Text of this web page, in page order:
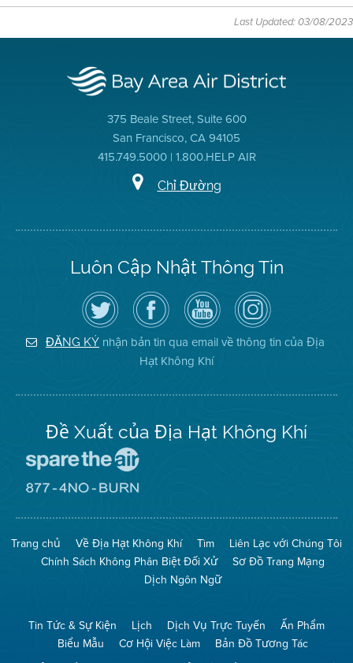
Last Updated: 03/08/2023
375 Beale Street, Suite 600
San Francisco, CA 94105
415.749.5000 | 1.800.HELP AIR
Chỉ Đường
Luôn Cập Nhật Thông Tin
Hãy
theo
dõi
Địa
Hạt
Không
Truy
cập
Trang
Facebook
của
Địa
Hạt
Kênh
YouTube
của
Địa
Hạt
Không
Khí
Air
District
on
Instagram
ĐĂNG KÝ nhận bản tin qua email về thông tin của Địa
Hạt Không Khí
Đề Xuất của Địa Hạt Không Khí
The
(Bảo
Toàn
Không
Khí)
Mạng
No
Burn
(Không
Đốt)
Trang chủ Về Địa Hạt Không Khí Tìm
Liên Lạc với Chúng Tôi
Chính Sách Không Phân Biệt Đối Xử
Sơ Đồ Trang Mạng
Dịch Ngôn Ngữ
Tin Tức & Sự Kiện Lịch Dịch Vụ Trực Tuyến
Ấn Phẩm
Biểu Mẫu
Cơ Hội Việc Làm Bản Đồ Tương Tác